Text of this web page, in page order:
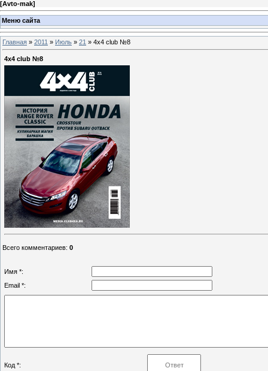
[Avto-mak]
Меню сайта
Главная » 2011 » Июль » 21 » 4х4 club №8
4х4 club №8
Всего комментариев: 0
Имя *:
Email *:
Код *: